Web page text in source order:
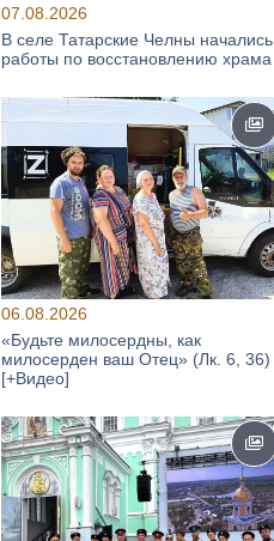
07.08.2026
В селе Татарские Челны начались
работы по восстановлению храма
06.08.2026
«Будьте милосердны, как
милосерден ваш Отец» (Лк. 6, 36)
[+Видео]